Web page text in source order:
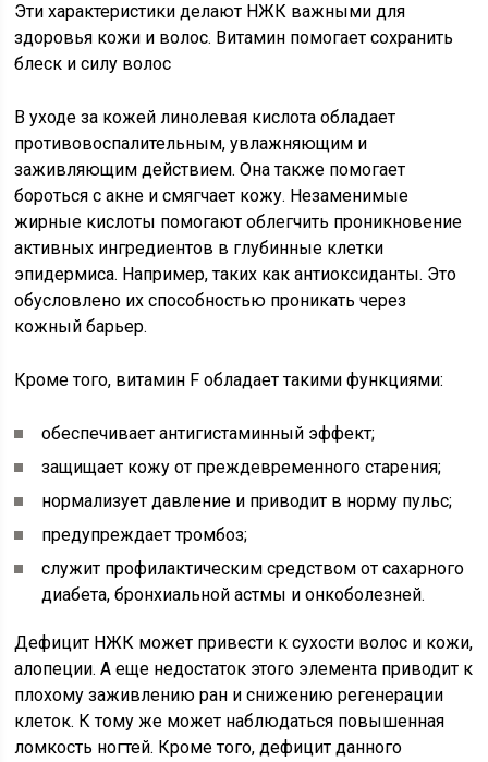
Эти характеристики делают НЖК важными для
здоровья кожи и волос. Витамин помогает сохранить
блеск и силу волос
В уходе за кожей линолевая кислота обладает
противовоспалительным, увлажняющим и
заживляющим действием. Она также помогает
бороться с акне и смягчает кожу. Незаменимые
жирные кислоты помогают облегчить проникновение
активных ингредиентов в глубинные клетки
эпидермиса. Например, таких как антиоксиданты. Это
обусловлено их способностью проникать через
кожный барьер.
Кроме того, витамин F обладает такими функциями:
обеспечивает антигистаминный эффект;
защищает кожу от преждевременного старения;
нормализует давление и приводит в норму пульс;
предупреждает тромбоз;
служит профилактическим средством от сахарного
диабета, бронхиальной астмы и онкоболезней.
Дефицит НЖК может привести к сухости волос и кожи,
алопеции. А еще недостаток этого элемента приводит к
плохому заживлению ран и снижению регенерации
клеток. К тому же может наблюдаться повышенная
ломкость ногтей. Кроме того, дефицит данного